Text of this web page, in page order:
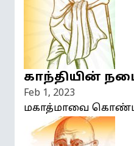
காந்தியின்
Feb 1, 2023
மகாத்மாவை